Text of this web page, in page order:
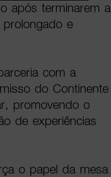
após terminarem a
e
com a
do Continente
promovendo o
de experiências
o papel da mesa